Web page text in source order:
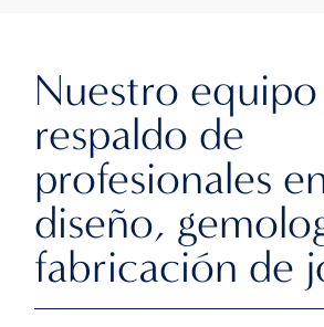
Nuestro
respaldo de
profesionales
diseño,
fabricación de